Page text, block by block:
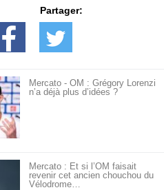
Partager:
Mercato - OM : Grégory Lorenzi
n’a déjà plus d’idées ?
Mercato : Et si l’OM faisait
revenir cet ancien chouchou du
Vélodrome…